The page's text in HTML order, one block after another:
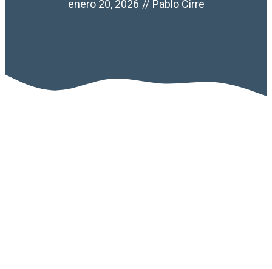
enero 20, 2026 // Pablo Cirre